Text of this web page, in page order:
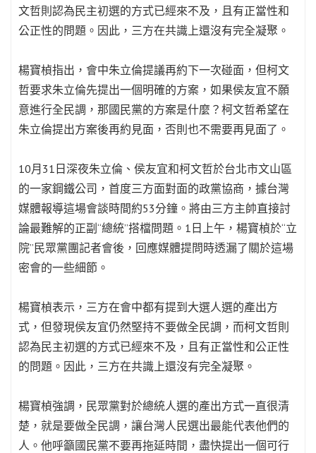
文哲則認為民主初選的方式已經來不及，且有正當性和
公正性的問題。因此，三方在共識上還沒有完全凝聚。
楊寶楨指出，會中朱立倫提議再約下一次碰面，但柯文
哲要求朱立倫先提出一個明確的方案，如果侯友宜不願
意進行全民調，那國民黨的方案是什麼？柯文哲希望在
朱立倫提出方案後再約見面，否則也不需要再見面了。
10月31日深夜朱立倫、侯友宜和柯文哲於台北市文山區
的一家鋼鐵公司，首度三方面對面的政黨協商，據台灣
媒體報導這場會談時間約53分鐘。將由三方主帥直接討
論最難解的正副“總統”搭檔問題。1日上午，楊寶楨於“立
院”民眾黨團記者會後，回應媒體提問時透漏了關於這場
密會的一些細節。
楊寶楨表示，三方在會中都有提到大選人選的產出方
式，但發現侯友宜仍然堅持不要做全民調，而柯文哲則
認為民主初選的方式已經來不及，且有正當性和公正性
的問題。因此，三方在共識上還沒有完全凝聚。
楊寶楨強調，民眾黨對於總統人選的產出方式一直很清
楚，就是要做全民調，讓台灣人民選出最能代表他們的
人。他呼籲國民黨不要再拖延時間，盡快提出一個可行